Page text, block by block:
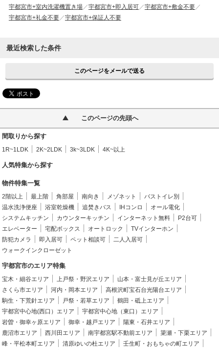
宇都宮市+室内洗濯機置き場
宇都宮市+即入居可
宇都宮市+敷金不要
宇都宮市+礼金不要
宇都宮市+保証人不要
最近検索した条件
このページをメールで送る
このページの先頭へ
間取りから探す
1R~1LDK 2K~2LDK 3k~3LDK 4K~以上
人気特集から探す
物件特集一覧
2階以上 最上階 角部屋 南向き メゾネット
バストイレ別
温水洗浄便座
浴室乾燥機 追焚きバス IHコンロ
オール電化
システムキッチン
カウンターキッチン インターネット無料
P2台可
エレベーター
宅配ボックス オートロック
TVインターホン
防犯カメラ
即入居可 ペット相談可
二人入居可
ウォークインクローゼット
宇都宮市のエリア特集
宝木・細谷エリア 上戸祭・野沢エリア
山本・富士見が丘エリア
さくら市エリア
河内・岡本エリア
高根沢町宝石台光陽台エリア
駒生・下荒針エリア
戸祭・若草エリア
鶴田・砥上エリア
宇都宮中心地(西口）エリア
宇都宮中心地（東口）エリア
岩曽・御幸ヶ原エリア
御幸・越戸エリア
陽東・石井エリア
鹿沼市エリア
西川田エリア 南宇都宮駅不動前エリア
簗瀬・下栗エリア
峰・平松本町エリア
清原ゆいの杜エリア
壬生町・おもちゃの町エリア